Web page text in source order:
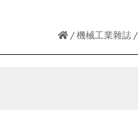
機械工業雜誌